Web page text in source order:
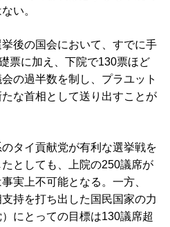
い。
後の国会において、すでに手
票に加え、下院で130票ほど
の過半数を制し、プラユット
な首相として送り出すことが
タイ貢献党が有利な選挙戦を
としても、上院の250議席が
実上不可能となる。一方、
持を打ち出した国民国家の力
にとっての目標は130議席超